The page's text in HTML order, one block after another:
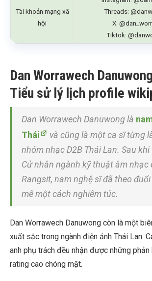
Tài khoản mạng xã
hội
Threads:
X:
Tiktok:
Dan Worrawech
Tiểu sử lý lịch profile
Dan Worrawech Danuwong là
Thái
và cũng là một ca sĩ từng
nhóm nhạc D2B Thái Lan. Sau
Cử nhân ngành kỹ thuật âm nhạc
Rangsit, nam nghệ sĩ đã theo
mê một cách nghiêm túc.
Dan Worrawech Danuwong còn là một
xuất sắc trong ngành điện ảnh Thái Lan.
anh phụ trách đều nhận được những
rating cao chóng mặt.